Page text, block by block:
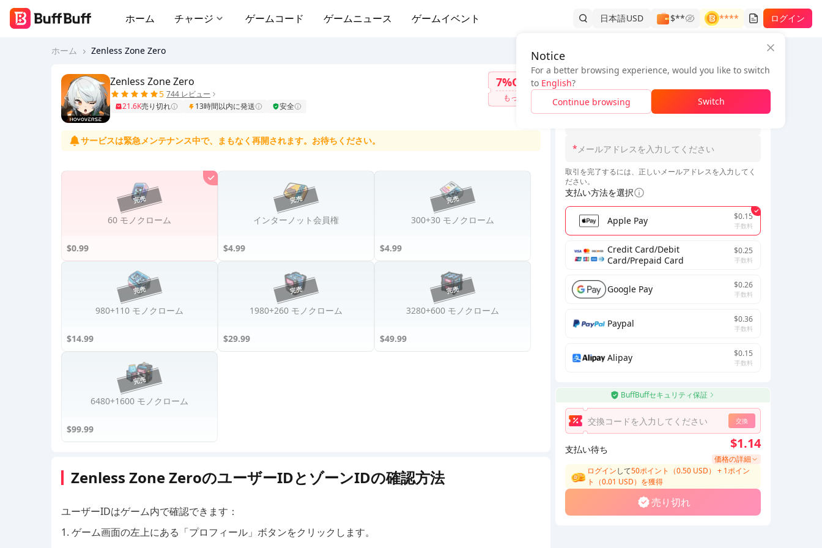
ホーム チャージ ゲームコード ゲームニュース ゲームイベント 日本語USD $** **** ログイン
ホーム Zenless Zone Zero
注文情報
*
*
取引を完了するには、正しいメールアドレスを入力してく
ださい。
支払い方法を選択
Apple Pay $0.15
手数料
Credit Card/Debit
Card/Prepaid Card
$0.25
手数料
Google Pay $0.26
手数料
Paypal $0.36
手数料
Alipay $0.15
手数料
BuffBuffセキュリティ保証
交換
支払い待ち
価格の詳細
$1.14
ログインして50ポイント（0.50 USD） + 1ポイン
ト（0.01 USD） を獲得
売り切れ
Zenless Zone Zero
5 744 レビュー
21.6K売り切れ 13時間以内に発送 安全
7%OFF
もっと
サービスは緊急メンテナンス中で、まもなく再開されます。お待ちください。
60 モノクローム
$0.99
インターノット会員権
$4.99
300+30 モノクローム
$4.99
980+110 モノクローム
$14.99
1980+260 モノクローム
$29.99
3280+600 モノクローム
$49.99
6480+1600 モノクローム
$99.99
Zenless Zone ZeroのユーザーIDとゾーンIDの確認方法
ユーザーIDはゲーム内で確認できます：
1. ゲーム画面の左上にある「プロフィール」ボタンをクリックします。
Notice
For a better browsing experience, would you like to switch
to English?
Continue browsing
Switch